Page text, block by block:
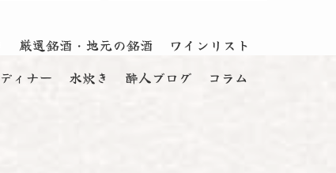
厳選銘酒・地元の銘酒
ワインリスト
ディナー 水炊き 酔人ブログ
コラム